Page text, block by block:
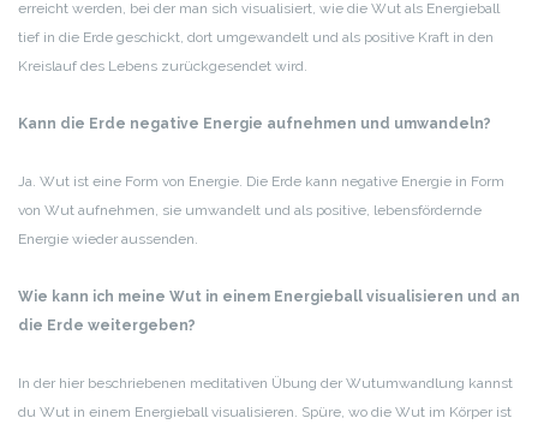
erreicht werden, bei der man sich visualisiert, wie die Wut als Energieball
tief in die Erde geschickt, dort umgewandelt und als positive Kraft in den
Kreislauf des Lebens zurückgesendet wird.
Kann die Erde negative Energie aufnehmen und umwandeln?
Ja. Wut ist eine Form von Energie. Die Erde kann negative Energie in Form
von Wut aufnehmen, sie umwandelt und als positive, lebensfördernde
Energie wieder aussenden.
Wie kann ich meine Wut in einem Energieball visualisieren und an
die Erde weitergeben?
In der hier beschriebenen meditativen Übung der Wutumwandlung kannst
du Wut in einem Energieball visualisieren. Spüre, wo die Wut im Körper ist